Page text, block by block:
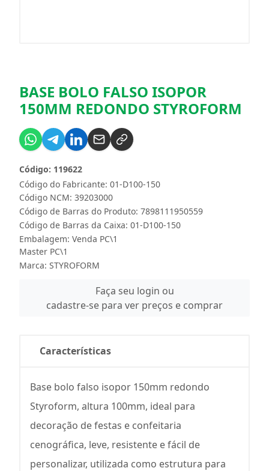
BASE BOLO FALSO ISOPOR
150MM REDONDO STYROFORM
Código do Fabricante: 01-D100-150
Código: 119622
Código NCM: 39203000
Código de Barras do Produto: 7898111950559
Código de Barras da Caixa: 01-D100-150
Embalagem: Venda PC\1
Master PC\1
Marca: STYROFORM
Faça seu login ou
cadastre-se para ver preços e comprar
Características
Base bolo falso isopor 150mm redondo
Styroform, altura 100mm, ideal para
decoração de festas e confeitaria
cenográfica, leve, resistente e fácil de
personalizar, utilizada como estrutura para